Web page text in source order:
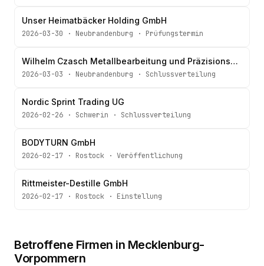
Unser Heimatbäcker Holding GmbH
2026-03-30 · Neubrandenburg · Prüfungstermin
Wilhelm Czasch Metallbearbeitung und Präzisionsmechanik GmbH
2026-03-03 · Neubrandenburg · Schlussverteilung
Nordic Sprint Trading UG
2026-02-26 · Schwerin · Schlussverteilung
BODYTURN GmbH
2026-02-17 · Rostock · Veröffentlichung
Rittmeister-Destille GmbH
2026-02-17 · Rostock · Einstellung
Betroffene Firmen in Mecklenburg-
Vorpommern